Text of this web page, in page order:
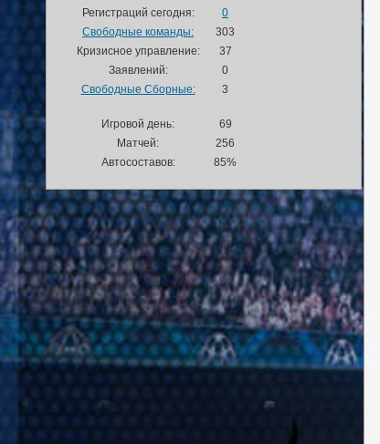
Регистраций сегодня:
0
Свободные команды:
303
Кризисное управление:
37
Заявлений:
0
Свободные Сборные:
3
Игровой день:
69
Матчей:
256
Автосоставов:
85%